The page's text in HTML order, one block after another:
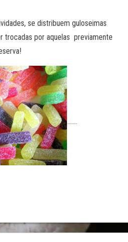
se distribuem guloseimas
trocadas por aquelas previamente